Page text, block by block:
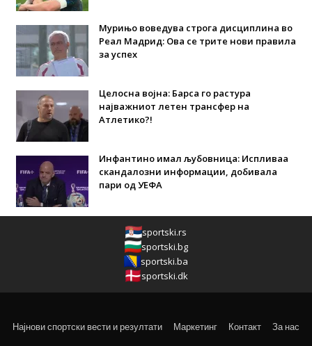
Мурињо воведува строга дисциплина во
Реал Мадрид: Ова се трите нови правила
за успех
Целосна војна: Барса го растура
најважниот летен трансфер на
Атлетико?!
Инфантино имал љубовница: Испливаа
скандалозни информации, добивала
пари од УЕФА
sportski.rs
sportski.bg
sportski.ba
sportski.dk
Најнови спортски вести и резултати Маркетинг Контакт За нас